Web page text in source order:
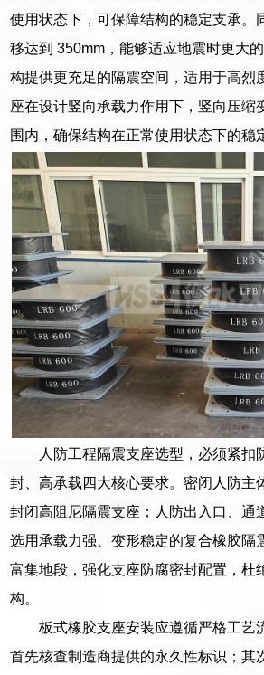
使用状态下，可保障结构的稳定支承。
移达到 350mm，能够适应地震时更大
构提供更充足的隔震空间，适用于高烈
座在设计竖向承载力作用下，竖向压缩
围内，确保结构在正常使用状态下的稳
人防工程隔震支座选型，必须紧扣
封、高承载四大核心要求。密闭人防主
封闭高阻尼隔震支座；人防出入口、通
选用承载力强、变形稳定的复合橡胶隔
富集地段，强化支座防腐密封配置，杜
构。
板式橡胶支座安装应遵循严格工艺
首先核查制造商提供的永久性标识；其